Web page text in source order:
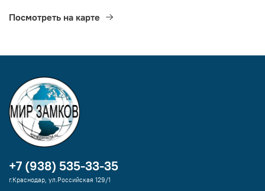
Посмотреть на карте
+7 (938) 535-33-35
г.Краснодар, ул.Российская 129/1